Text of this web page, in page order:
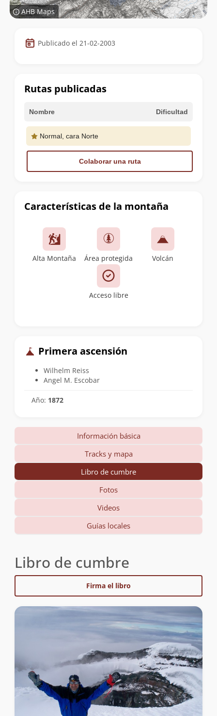
AHB Maps
Datos
de
cumbre
Publicado el 21-02-2003
Características de la montaña
Alta Montaña Área protegida Volcán
Acceso libre
Primera ascensión
Wilhelm Reiss
Angel M. Escobar
Año: 1872
Rutas publicadas
Nombre Dificultad
Normal, cara Norte
Colaborar una ruta
Información básica
Tracks y mapa
Libro de cumbre
Fotos
Videos
Guías locales
Libro de cumbre
Firma el libro